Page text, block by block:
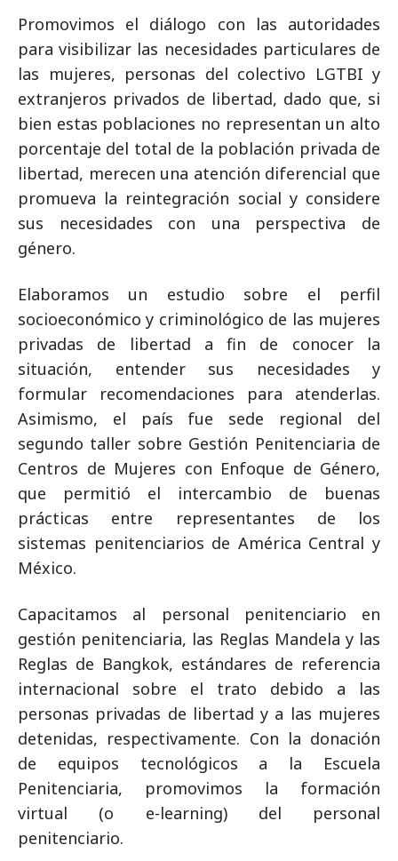
Promovimos el diálogo con las autoridades
para visibilizar las necesidades particulares de
las mujeres, personas del colectivo LGTBI y
extranjeros privados de libertad, dado que, si
bien estas poblaciones no representan un alto
porcentaje del total de la población privada de
libertad, merecen una atención diferencial que
promueva la reintegración social y considere
sus necesidades con una perspectiva de
género.
Elaboramos un estudio sobre el perfil
socioeconómico y criminológico de las mujeres
privadas de libertad a fin de conocer la
situación, entender sus necesidades y
formular recomendaciones para atenderlas.
Asimismo, el país fue sede regional del
segundo taller sobre Gestión Penitenciaria de
Centros de Mujeres con Enfoque de Género,
que permitió el intercambio de buenas
prácticas entre representantes de los
sistemas penitenciarios de América Central y
México.
Capacitamos al personal penitenciario en
gestión penitenciaria, las Reglas Mandela y las
Reglas de Bangkok, estándares de referencia
internacional sobre el trato debido a las
personas privadas de libertad y a las mujeres
detenidas, respectivamente. Con la donación
de equipos tecnológicos a la Escuela
Penitenciaria, promovimos la formación
virtual (o e-learning) del personal
penitenciario.